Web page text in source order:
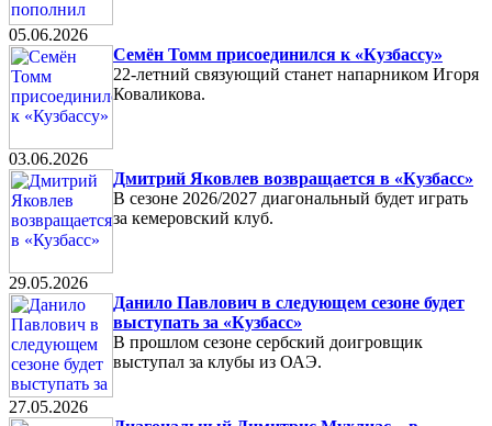
05.06.2026
Семён Томм присоединился к «Кузбассу»
22-летний связующий станет напарником Игоря
Коваликова.
03.06.2026
Дмитрий Яковлев возвращается в «Кузбасс»
В сезоне 2026/2027 диагональный будет играть
за кемеровский клуб.
29.05.2026
Данило Павлович в следующем сезоне будет
выступать за «Кузбасс»
В прошлом сезоне сербский доигровщик
выступал за клубы из ОАЭ.
27.05.2026